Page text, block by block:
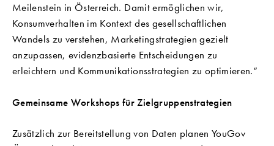
Meilenstein in Österreich. Damit ermöglichen wir,
Konsumverhalten im Kontext des gesellschaftlichen
Wandels zu verstehen, Marketingstrategien gezielt
anzupassen, evidenzbasierte Entscheidungen zu
erleichtern und Kommunikationsstrategien zu optimieren.“
Gemeinsame Workshops für Zielgruppenstrategien
Zusätzlich zur Bereitstellung von Daten planen YouGov